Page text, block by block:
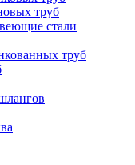
труб
стали
труб